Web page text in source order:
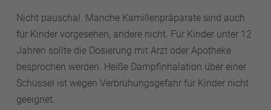
Nicht pauschal. Manche Kamillenpräparate sind auch
für Kinder vorgesehen, andere nicht. Für Kinder unter 12
Jahren sollte die Dosierung mit Arzt oder Apotheke
besprochen werden. Heiße Dampfinhalation über einer
Schüssel ist wegen Verbrühungsgefahr für Kinder nicht
geeignet.